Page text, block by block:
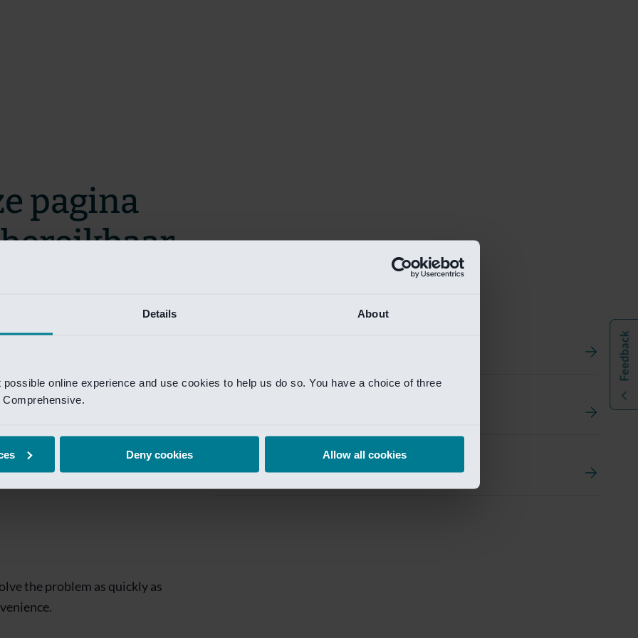
Details About
online experience and use cookies to help us do so. You have a choice of three
Deny cookies Allow all cookies
Van Lanschot Kempen Research
pagina
zo snel mogelijk te verhelpen.
te krijgen.
is
the problem as quickly as